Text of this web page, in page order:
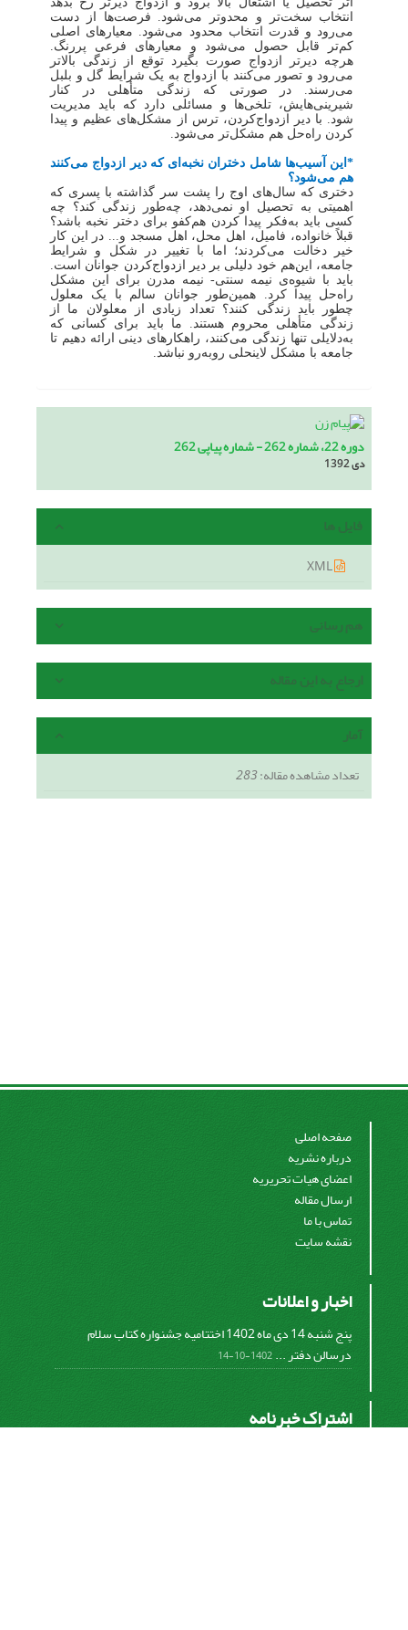
انتخاب سخت‌تر و محدوتر می‌شود. فرصت‌ها از دست
می‌رود و قدرت انتخاب محدود می‌شود. معیارهای اصلی
کم‌تر قابل حصول می‌شود و معیارهای فرعی پررنگ.
هرچه دیرتر ازدواج صورت بگیرد توقع از زندگی بالاتر
می‌رود و تصور می‌کنند با ازدواج به یک شرایط گل و بلبل
می‌رسند. در صورتی که زندگی متأهلی در کنار
شیرینی‌هایش، تلخی‌ها و مسائلی دارد که باید مدیریت
شود. با دیر ازدواج‌کردن، ترس از مشکل‌های عظیم و پیدا
کردن راه‌حل هم مشکل‌تر می‌شود.
*این آسیب‌ها شامل دختران نخبه‌ای که دیر ازدواج می‌کنند
هم می‌شود؟
دختری که سال‌های اوج را پشت سر گذاشته با پسری که
اهمیتی به تحصیل او نمی‌دهد، چه‌طور زندگی کند؟ چه
کسی باید به‌فکر پیدا کردن هم‌کفو برای دختر نخبه باشد؟
قبلاً خانواده، فامیل، اهل محل، اهل مسجد و... در این کار
خیر دخالت می‌کردند؛ اما با تغییر در شکل و شرایط
جامعه، این‌هم خود دلیلی بر دیر ازدواج‌کردن جوانان است.
باید با شیوه‌ی نیمه سنتی- نیمه مدرن برای این مشکل
راه‌حل پیدا کرد. همین‌طور جوانان سالم با یک معلول
چطور باید زندگی کنند؟ تعداد زیادی از معلولان ما از
زندگی متأهلی محروم هستند. ما باید برای کسانی که
به‌دلایلی تنها زندگی می‌کنند، راهکارهای دینی ارائه دهیم تا
جامعه با مشکل لاینحلی روبه‌رو نباشد.
دوره 22، شماره 262 - شماره پیاپی 262
دی 1392
فایل ها
هم رسانی
ارجاع به این مقاله
آمار
تعداد مشاهده مقاله:283
صفحه اصلی
درباره نشریه
اعضای هیات تحریریه
ارسال مقاله
تماس با ما
نقشه سایت
اخبار و اعلانات
پنج شنبه 14 دی ماه 1402 اختتامیه جشنواره کتاب سلام
درسالن دفتر ...1402-10-14
اشتراک خبرنامه